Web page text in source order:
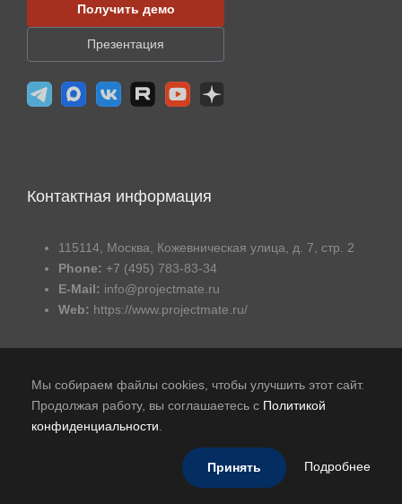
Получить демо
Презентация
Контактная информация
115114, Москва, Кожевническая улица, д. 7, стр. 2
Phone: +7 (495) 783-83-34
E-Mail: info@projectmate.ru
Web: https://www.projectmate.ru/
Публичная оферта
В реестре российского ПО
© 2015-2026 - Авиком Бизнес Технологии
Мы собираем файлы cookies, чтобы улучшить этот сайт.
Продолжая работу, вы соглашаетесь с Политикой
конфиденциальности
Принять Подробнее